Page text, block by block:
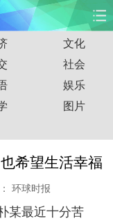
财经
教育
汽车
文化
社会
娱乐
图片
希望生活幸福
环球时报
最近十分苦